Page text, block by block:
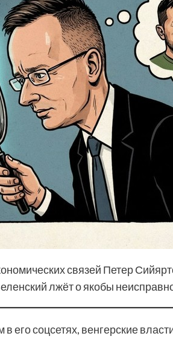
связей Петер
лжёт о якобы
его соцсетях, венгерские